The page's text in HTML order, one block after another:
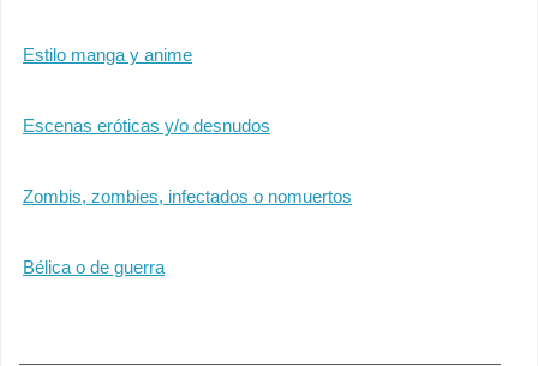
Estilo manga y anime
Escenas eróticas y/o desnudos
Zombis, zombies, infectados o nomuertos
Bélica o de guerra